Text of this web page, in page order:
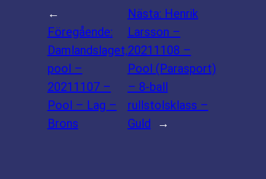
←
Föregående:
Damlandslaget,
pool –
20211107 –
Pool – Lag –
Brons
Nästa: Henrik
Larsson –
20211108 –
Pool (Parasport)
– 8-ball
rullstolsklass –
Guld
→